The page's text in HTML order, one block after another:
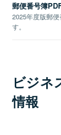
郵便番号簿
2025年度版郵
す。
ビジネ
情報